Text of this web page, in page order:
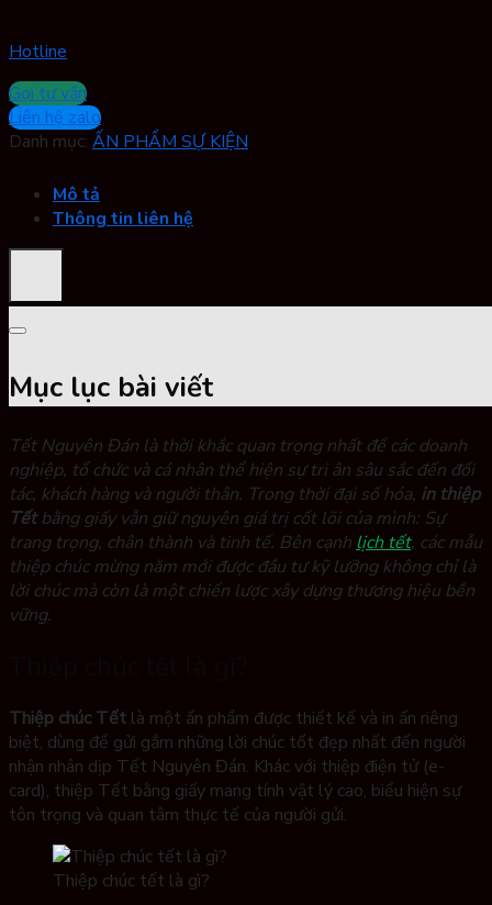
Hotline
Gọi tư vấn
Liên hệ zalo
Danh mục: ẤN PHẨM SỰ KIỆN
Mô tả
Thông tin liên hệ
Mục lục bài viết
Tết Nguyên Đán là thời khắc quan trọng nhất để các doanh
nghiệp, tổ chức và cá nhân thể hiện sự tri ân sâu sắc đến đối
tác, khách hàng và người thân. Trong thời đại số hóa, in thiệp
Tếtbằng giấy vẫn giữ nguyên giá trị cốt lõi của mình: Sự
trang trọng, chân thành và tinh tế. Bên cạnh lịch tết, các mẫu
thiệp chúc mừng năm mới được đầu tư kỹ lưỡng không chỉ là
lời chúc mà còn là một chiến lược xây dựng thương hiệu bền
vững.
Thiệp chúc Tết là một ấn phẩm được thiết kế và in ấn riêng
biệt, dùng để gửi gắm những lời chúc tốt đẹp nhất đến người
nhận nhân dịp Tết Nguyên Đán. Khác với thiệp điện tử (e-
card), thiệp Tết bằng giấy mang tính vật lý cao, biểu hiện sự
tôn trọng và quan tâm thực tế của người gửi.
Thiệp chúc tết là gì?